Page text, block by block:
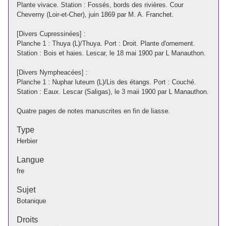
Plante vivace. Station : Fossés, bords des rivières. Cour
Cheverny (Loir-et-Cher), juin 1869 par M. A. Franchet.
[Divers Cupressinées] :
Planche 1 : Thuya (L)/Thuya. Port : Droit. Plante d'ornement.
Station : Bois et haies. Lescar, le 18 mai 1900 par L Manauthon.
[Divers Nympheacées] :
Planche 1 : Nuphar luteum (L)/Lis des étangs. Port : Couché.
Station : Eaux. Lescar (Saligas), le 3 maii 1900 par L Manauthon.
Quatre pages de notes manuscrites en fin de liasse.
Type
Herbier
Langue
fre
Sujet
Botanique
Droits